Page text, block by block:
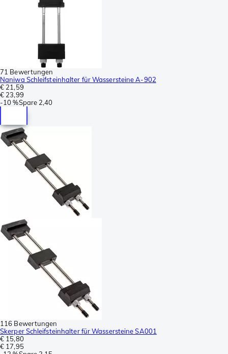
71 Bewertungen
Naniwa Schleifsteinhalter für Wassersteine A-902
€ 21,59
€ 23,99
-10 %Spare 2,40
116 Bewertungen
Skerper Schleifsteinhalter für Wassersteine SA001
€ 15,80
€ 17,95